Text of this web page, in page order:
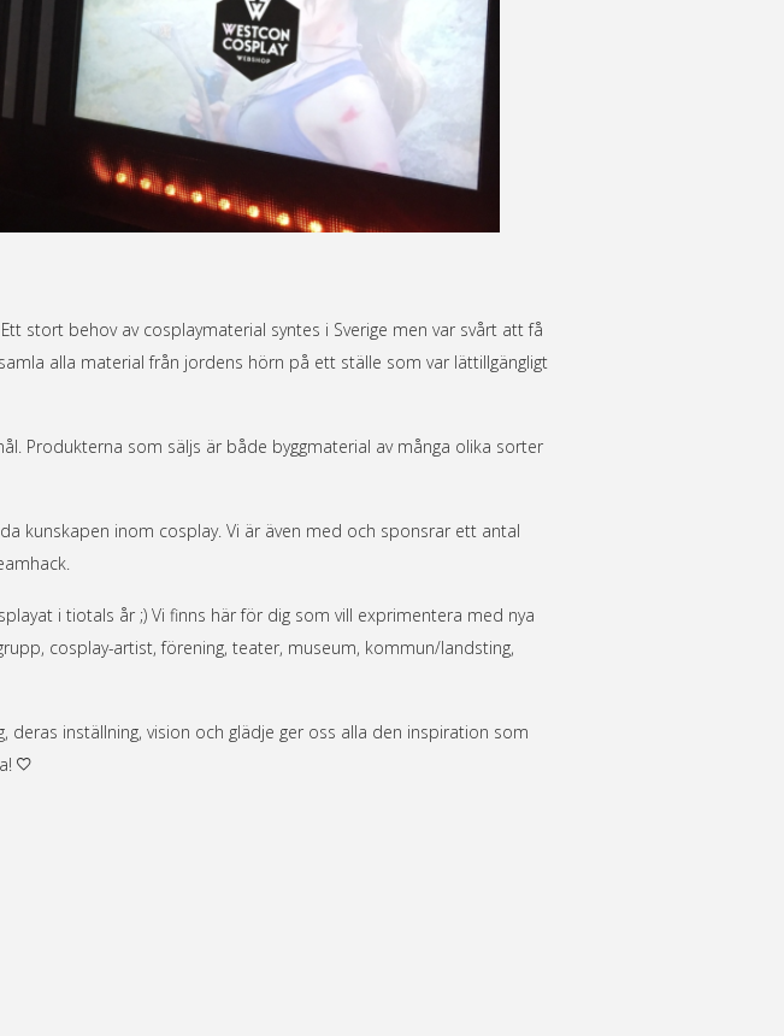
stort behov av cosplaymaterial syntes i Sverige men var svårt att få
alla material från jordens hörn på ett ställe som var lättillgängligt
Produkterna som säljs är både byggmaterial av många olika sorter
kunskapen inom cosplay. Vi är även med och sponsrar ett antal
i tiotals år ;) Vi finns här för dig som vill exprimentera med nya
cosplay-artist, förening, teater, museum, kommun/landsting,
inställning, vision och glädje ger oss alla den inspiration som